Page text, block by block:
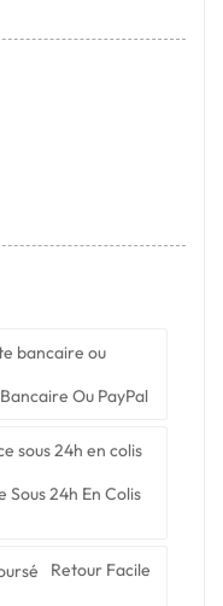
Ou PayPal
Sous 24h En Colis
Retour Facile